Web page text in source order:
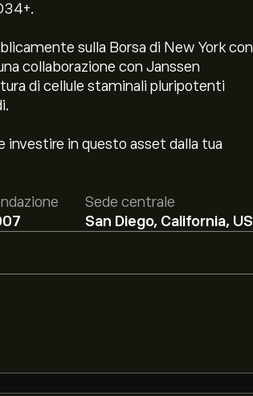
sulla Borsa di New York con
collaborazione con Janssen
di cellule staminali pluripotenti
investire in questo asset dalla tua
Sede centrale
San Diego, California, US